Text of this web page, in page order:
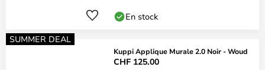
En stock
SUMMER DEAL
Kuppi Applique Murale 2.0 Noir - Woud
CHF 125.00